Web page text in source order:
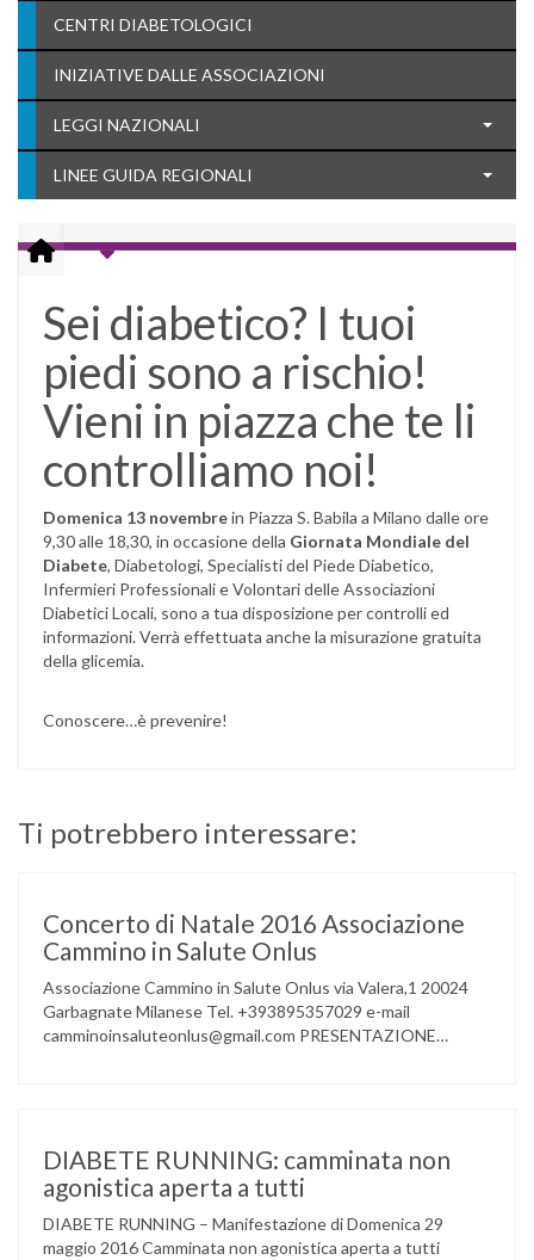
CENTRI DIABETOLOGICI
INIZIATIVE DALLE ASSOCIAZIONI
LEGGI NAZIONALI
LINEE GUIDA REGIONALI
Sei diabetico? I tuoi
piedi sono a rischio!
Vieni in piazza che te li
controlliamo noi!
Domenica 13 novembrein Piazza S. Babila a Milano dalle ore
9,30 alle 18,30, in occasione della Giornata Mondiale del
Diabete, Diabetologi, Specialisti del Piede Diabetico,
Infermieri Professionali e Volontari delle Associazioni
Diabetici Locali, sono a tua disposizione per controlli ed
informazioni. Verrà effettuata anche la misurazione gratuita
della glicemia.
Conoscere…è prevenire!
Ti potrebbero interessare:
Concerto di Natale 2016 Associazione
Cammino in Salute Onlus
Associazione Cammino in Salute Onlus via Valera,1 20024
Garbagnate Milanese Tel. +393895357029 e-mail
camminoinsaluteonlus@gmail.com PRESENTAZIONE
gruppo musicale GROOVY LEMONS di PREGNANA
MILANESE. L’ Associazione …
DIABETE RUNNING: camminata non
agonistica aperta a tutti
DIABETE RUNNING – Manifestazione di Domenica 29
maggio 2016 Camminata non agonistica aperta a tutti